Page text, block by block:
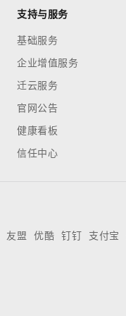
支持与服务
基础服务
企业增值服务
迁云服务
官网公告
健康看板
信任中心
友盟 优酷 钉钉 支付宝